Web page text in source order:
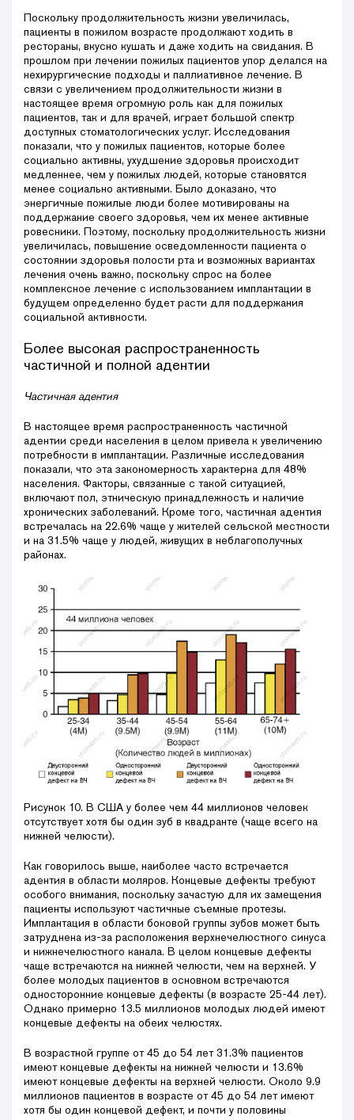
Поскольку продолжительность жизни увеличилась,
пациенты в пожилом возрасте продолжают ходить в
рестораны, вкусно кушать и даже ходить на свидания. В
прошлом при лечении пожилых пациентов упор делался на
нехирургические подходы и паллиативное лечение. В
связи с увеличением продолжительности жизни в
настоящее время огромную роль как для пожилых
пациентов, так и для врачей, играет большой спектр
доступных стоматологических услуг. Исследования
показали, что у пожилых пациентов, которые более
социально активны, ухудшение здоровья происходит
медленнее, чем у пожилых людей, которые становятся
менее социально активными. Было доказано, что
энергичные пожилые люди более мотивированы на
поддержание своего здоровья, чем их менее активные
ровесники. Поэтому, поскольку продолжительность жизни
увеличилась, повышение осведомленности пациента о
состоянии здоровья полости рта и возможных вариантах
лечения очень важно, поскольку спрос на более
комплексное лечение с использованием имплантации в
будущем определенно будет расти для поддержания
социальной активности.
Более высокая распространенность
частичной и полной адентии
Частичная адентия
В настоящее время распространенность частичной
адентии среди населения в целом привела к увеличению
потребности в имплантации. Различные исследования
показали, что эта закономерность характерна для 48%
населения. Факторы, связанные с такой ситуацией,
включают пол, этническую принадлежность и наличие
хронических заболеваний. Кроме того, частичная адентия
встречалась на 22.6% чаще у жителей сельской местности
и на 31.5% чаще у людей, живущих в неблагополучных
районах.
Рисунок 10. В США у более чем 44 миллионов человек
отсутствует хотя бы один зуб в квадранте (чаще всего на
нижней челюсти).
Как говорилось выше, наиболее часто встречается
адентия в области моляров. Концевые дефекты требуют
особого внимания, поскольку зачастую для их замещения
пациенты используют частичные съемные протезы.
Имплантация в области боковой группы зубов может быть
затруднена из-за расположения верхнечелюстного синуса
и нижнечелюстного канала. В целом концевые дефекты
чаще встречаются на нижней челюсти, чем на верхней. У
более молодых пациентов в основном встречаются
односторонние концевые дефекты (в возрасте 25-44 лет).
Однако примерно 13.5 миллионов молодых людей имеют
концевые дефекты на обеих челюстях.
В возрастной группе от 45 до 54 лет 31.3% пациентов
имеют концевые дефекты на нижней челюсти и 13.6%
имеют концевые дефекты на верхней челюсти. Около 9.9
миллионов пациентов в возрасте от 45 до 54 лет имеют
хотя бы один концевой дефект, и почти у половины